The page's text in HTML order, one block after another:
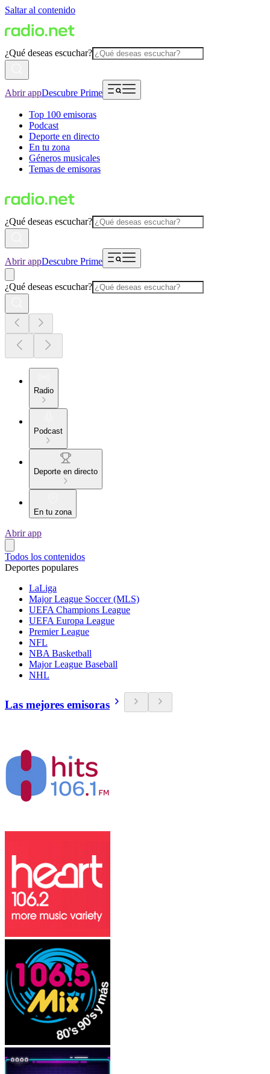
Saltar al contenido
¿Qué deseas escuchar?
Abrir appDescubre Prime
Top 100 emisoras
Podcast
Deporte en directo
En tu zona
Géneros musicales
Temas de emisoras
¿Qué deseas escuchar?
Abrir appDescubre Prime
¿Qué deseas escuchar?
Radio
Podcast
Deporte en directo
En tu zona
Abrir app
Todos los contenidos
Deportes populares
LaLiga
Major League Soccer (MLS)
UEFA Champions League
UEFA Europa League
Premier League
NFL
NBA Basketball
Major League Baseball
NHL
Las mejores emisoras